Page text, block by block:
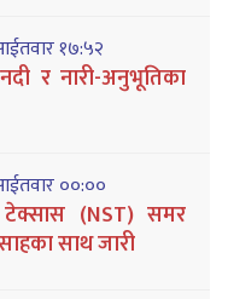
१७:५२
र नारी-अनुभूतिका
००:००
(NST) समर
साथ जारी